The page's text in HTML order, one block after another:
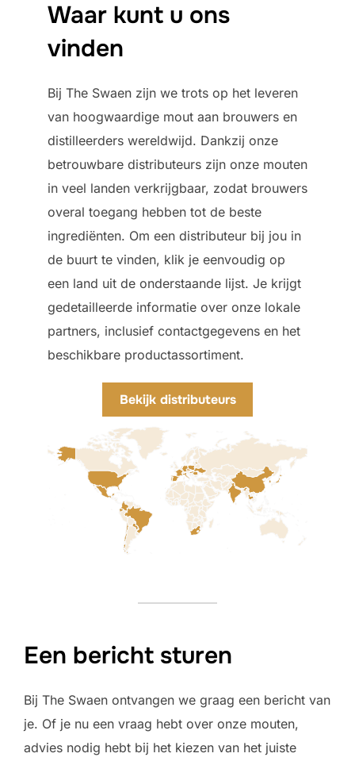
Waar kunt u ons
vinden
Bij The Swaen zijn we trots op het leveren
van hoogwaardige mout aan brouwers en
distilleerders wereldwijd. Dankzij onze
betrouwbare distributeurs zijn onze mouten
in veel landen verkrijgbaar, zodat brouwers
overal toegang hebben tot de beste
ingrediënten. Om een distributeur bij jou in
de buurt te vinden, klik je eenvoudig op
een land uit de onderstaande lijst. Je krijgt
gedetailleerde informatie over onze lokale
partners, inclusief contactgegevens en het
beschikbare productassortiment.
Bekijk distributeurs
Een bericht sturen
Bij The Swaen ontvangen we graag een bericht van
je. Of je nu een vraag hebt over onze mouten,
advies nodig hebt bij het kiezen van het juiste